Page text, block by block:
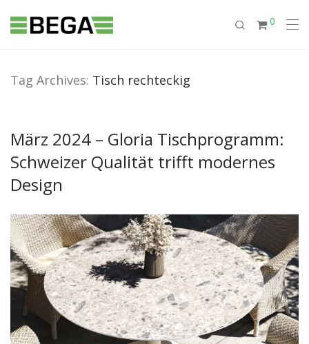
0
Tag Archives: Tisch rechteckig
März 2024 – Gloria Tischprogramm:
Schweizer Qualität trifft modernes
Design